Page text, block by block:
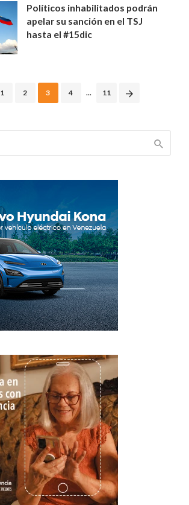
Políticos inhabilitados podrán
apelar su sanción en el TSJ
hasta el #15dic
1 2 3 4 ... 11